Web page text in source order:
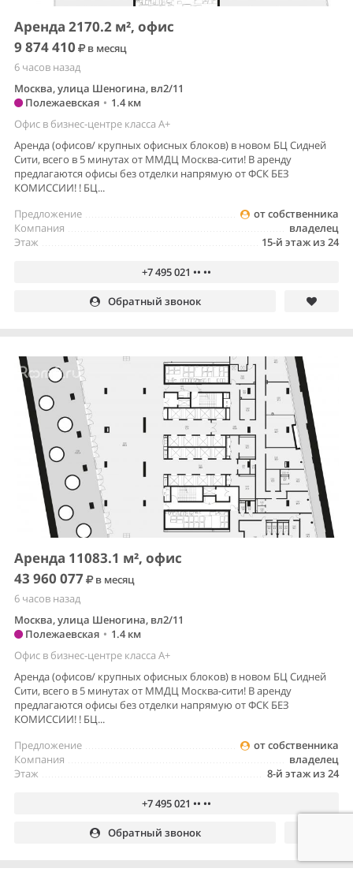
Аренда 2170.2 м², офис
9 874 410
в месяц
6 часов назад
Москва, улица Шеногина, вл2/11
Полежаевская • 1.4 км
Офис в бизнес-центре класса A+
Аренда (офисов/ крупных офисных блоков) в новом БЦ Сидней
Сити, всего в 5 минутах от ММДЦ Москва-сити! В аренду
предлагаются офисы без отделки напрямую от ФСК БЕЗ
КОМИССИИ! ! БЦ...
от собственника
Предложение
владелец
Компания
15-й этаж из 24
Этаж
+7 495 021 •• ••
Обратный звонок
Аренда 11083.1 м², офис
43 960 077
в месяц
6 часов назад
Москва, улица Шеногина, вл2/11
Полежаевская • 1.4 км
Офис в бизнес-центре класса A+
Аренда (офисов/ крупных офисных блоков) в новом БЦ Сидней
Сити, всего в 5 минутах от ММДЦ Москва-сити! В аренду
предлагаются офисы без отделки напрямую от ФСК БЕЗ
КОМИССИИ! ! БЦ...
от собственника
Предложение
владелец
Компания
8-й этаж из 24
Этаж
+7 495 021 •• ••
Обратный звонок